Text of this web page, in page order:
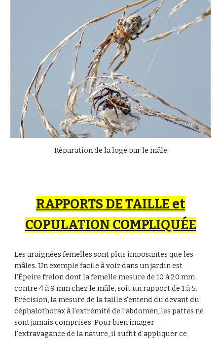
Réparation de la loge par le mâle
RAPPORTS DE TAILLE et
COPULATION COMPLIQUÉE
Les araignées femelles sont plus imposantes que les
mâles. Un exemple facile à voir dans un jardin est
l'Épeire frelon dont la femelle mesure de 10 à20 mm
contre 4 à 9 mm chez le mâle, soit un rapport de 1 à 5.
Précision, la mesure de lataille s'entend du devant du
céphalothorax à l'extrémité de l'abdomen, les pattes ne
sont jamais comprises. Pour bien imager
l'extravagance de la nature, il suffit d'appliquer ce